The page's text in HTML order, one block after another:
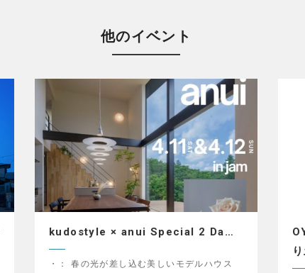
他のイベント
kudostyle × anui Special 2 Da…
・：
春の光が差し込む美しいモデルハウス